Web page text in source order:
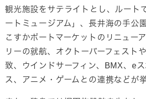
観光施設をサテライトとし、ルート
ートミュージアム」、長井海の手公
こすかポートマーケットのリニュー
リーの就航、オクトーバーフェスト
致、ウインドサーフィン、BMX、e
ス、アニメ・ゲームとの連携などが